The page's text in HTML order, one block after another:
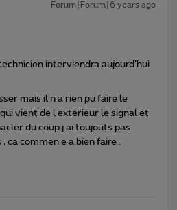
Forum|Forum|6 years ago
interviendra aujourd’hui
mais il n a rien pu faire le
vient de l exterieur le signal et
du coup j ai toujouts pas
ca commen e a bien faire .